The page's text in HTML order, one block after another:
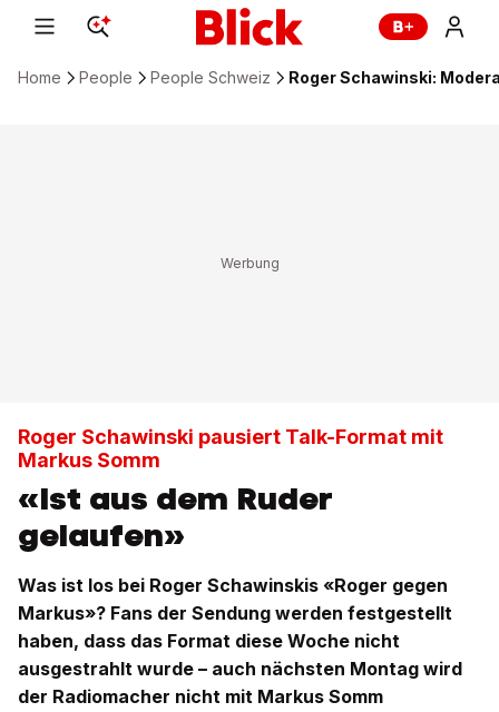
Home People People Schweiz Roger Schawinski:
Roger Schawinski pausiert Talk-Format mit
Markus Somm
«Ist aus dem Ruder
gelaufen»
Was ist los bei Roger Schawinskis «Roger gegen
Markus»? Fans der Sendung werden festgestellt
haben, dass das Format diese Woche nicht
ausgestrahlt wurde – auch nächsten Montag wird
der Radiomacher nicht mit Markus Somm